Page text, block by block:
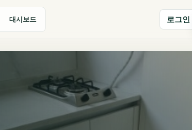
대시보드 로그인